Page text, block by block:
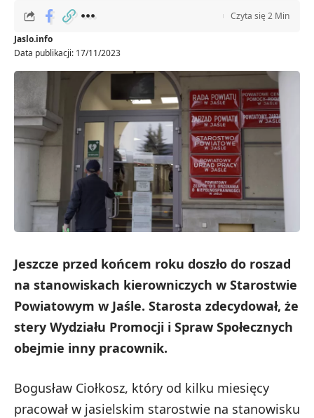
Data publikacji: 17/11/2023
Jaslo.info
Czyta się 2 Min
Jeszcze przed końcem roku doszło do roszad
na stanowiskach kierowniczych w Starostwie
Powiatowym w Jaśle. Starosta zdecydował, że
stery Wydziału Promocji i Spraw Społecznych
obejmie inny pracownik.
Bogusław Ciołkosz, który od kilku miesięcy
pracował w jasielskim starostwie na stanowisku